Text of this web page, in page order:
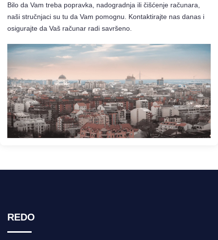
Bilo da Vam treba popravka, nadogradnja ili čišćenje računara,
naši stručnjaci su tu da Vam pomognu. Kontaktirajte nas danas i
osigurajte da Vaš računar radi savršeno.
REDO